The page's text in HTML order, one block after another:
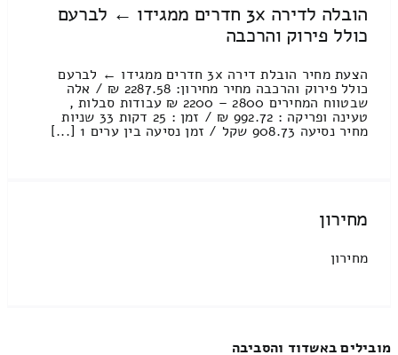
הובלה לדירה 3x חדרים ממגידו ← לברעם
כולל פירוק והרכבה
הצעת מחיר הובלת דירה 3x חדרים ממגידו ← לברעם
כולל פירוק והרכבה מחיר מחירון: 2287.58 ₪ / אלה
שבטווח המחירים 2800 – 2200 ₪ עבודות סבלות ,
טעינה ופריקה : 992.72 ₪ / זמן : 25 דקות 33 שניות
מחיר נסיעה 908.73 שקל / זמן נסיעה בין ערים 1 [...]
מחירון
מחירון
מובילים באשדוד והסביבה